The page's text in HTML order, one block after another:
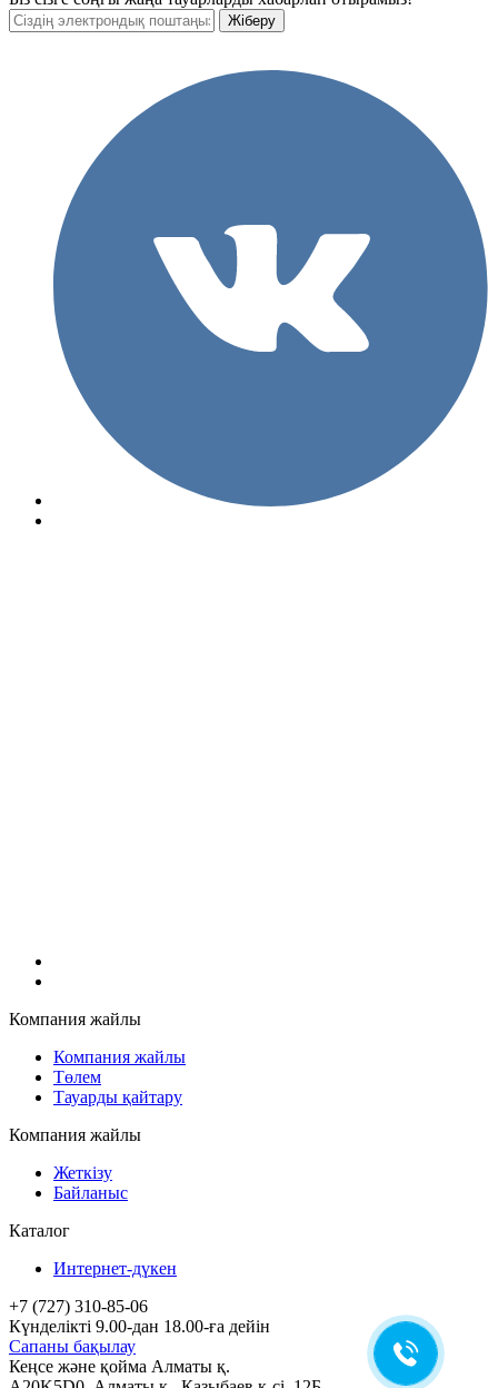
Компания жайлы
Компания жайлы
Төлем
Тауарды қайтару
Компания жайлы
Жеткізу
Байланыс
Каталог
Интернет-дүкен
+7 (727) 310-85-06
Күнделікті 9.00-дан 18.00-ға дейін
Сапаны бақылау
Кеңсе және қойма Алматы қ.